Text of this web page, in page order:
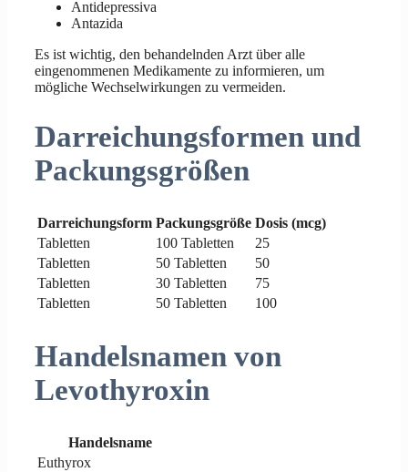
Antidepressiva
Antazida
Es ist wichtig, den behandelnden Arzt über alle
eingenommenen Medikamente zu informieren, um
mögliche Wechselwirkungen zu vermeiden.
Darreichungsformen und
Packungsgrößen
Darreichungsform Packungsgröße Dosis (mcg)
Tabletten
100 Tabletten
25
Tabletten
50 Tabletten
50
Tabletten
30 Tabletten
75
Tabletten
50 Tabletten 100
Handelsnamen von
Levothyroxin
Handelsname
Euthyrox